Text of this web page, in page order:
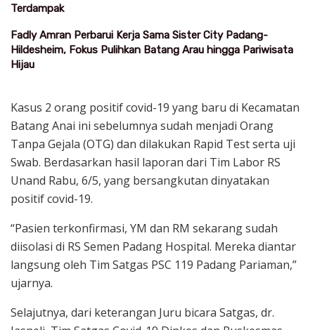
Terdampak
Fadly Amran Perbarui Kerja Sama Sister City Padang-
Hildesheim, Fokus Pulihkan Batang Arau hingga Pariwisata
Hijau
Kasus 2 orang positif covid-19 yang baru di Kecamatan
Batang Anai ini sebelumnya sudah menjadi Orang
Tanpa Gejala (OTG) dan dilakukan Rapid Test serta uji
Swab. Berdasarkan hasil laporan dari Tim Labor RS
Unand Rabu, 6/5, yang bersangkutan dinyatakan
positif covid-19.
“Pasien terkonfirmasi, YM dan RM sekarang sudah
diisolasi di RS Semen Padang Hospital. Mereka diantar
langsung oleh Tim Satgas PSC 119 Padang Pariaman,”
ujarnya.
Selajutnya, dari keterangan Juru bicara Satgas, dr.